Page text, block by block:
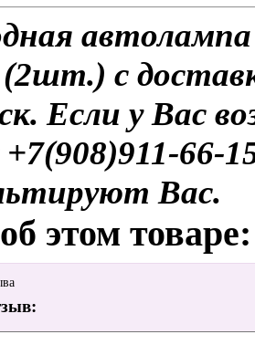
с
Если у Вас
+7(908)911-
Вас.
этом товаре: